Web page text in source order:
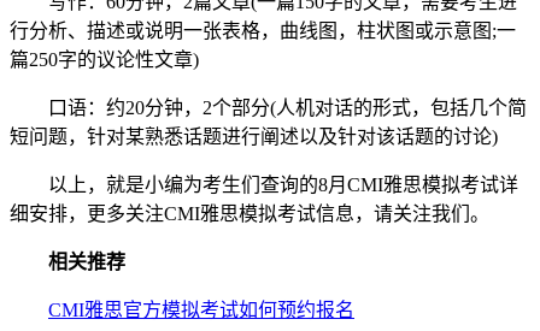
行分析、描述或说明一张表格，曲线图，柱状图或示意图;一
篇250字的议论性文章)
口语：约20分钟，2个部分(人机对话的形式，包括几个简
短问题，针对某熟悉话题进行阐述以及针对该话题的讨论)
以上，就是小编为考生们查询的8月CMI雅思模拟考试详
细安排，更多关注CMI雅思模拟考试信息，请关注我们。
相关推荐
CMI雅思官方模拟考试如何预约报名